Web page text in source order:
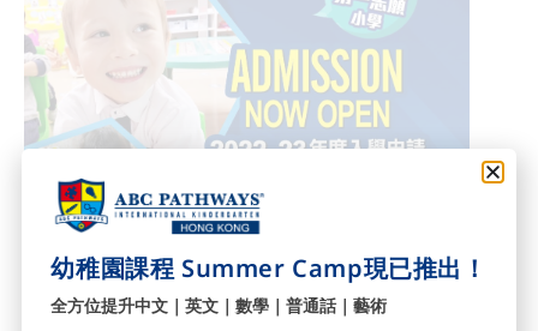
Enquiry:
幼稚園課程 Summer Camp現已推出！
全方位提升中文｜英文｜數學｜普通話｜藝術